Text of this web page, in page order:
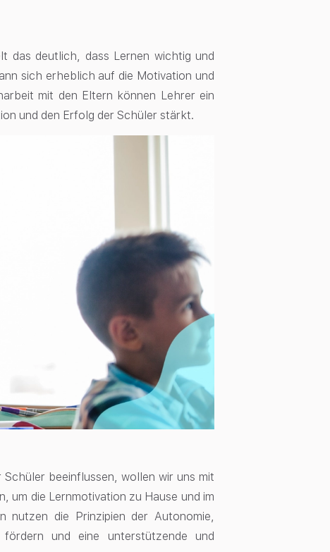
das deutlich, dass Lernen wichtig und
sich erheblich auf die Motivation und
mit den Eltern können Lehrer ein
und den Erfolg der Schüler stärkt.
beeinflussen, wollen wir uns mit
um die Lernmotivation zu Hause und im
nutzen die Prinzipien der Autonomie,
und eine unterstützende und